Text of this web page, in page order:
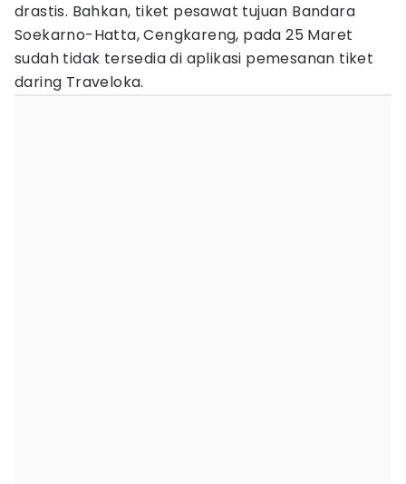
drastis. Bahkan, tiket pesawat tujuan Bandara
Soekarno-Hatta, Cengkareng, pada 25 Maret
sudah tidak tersedia di aplikasi pemesanan tiket
daring Traveloka.